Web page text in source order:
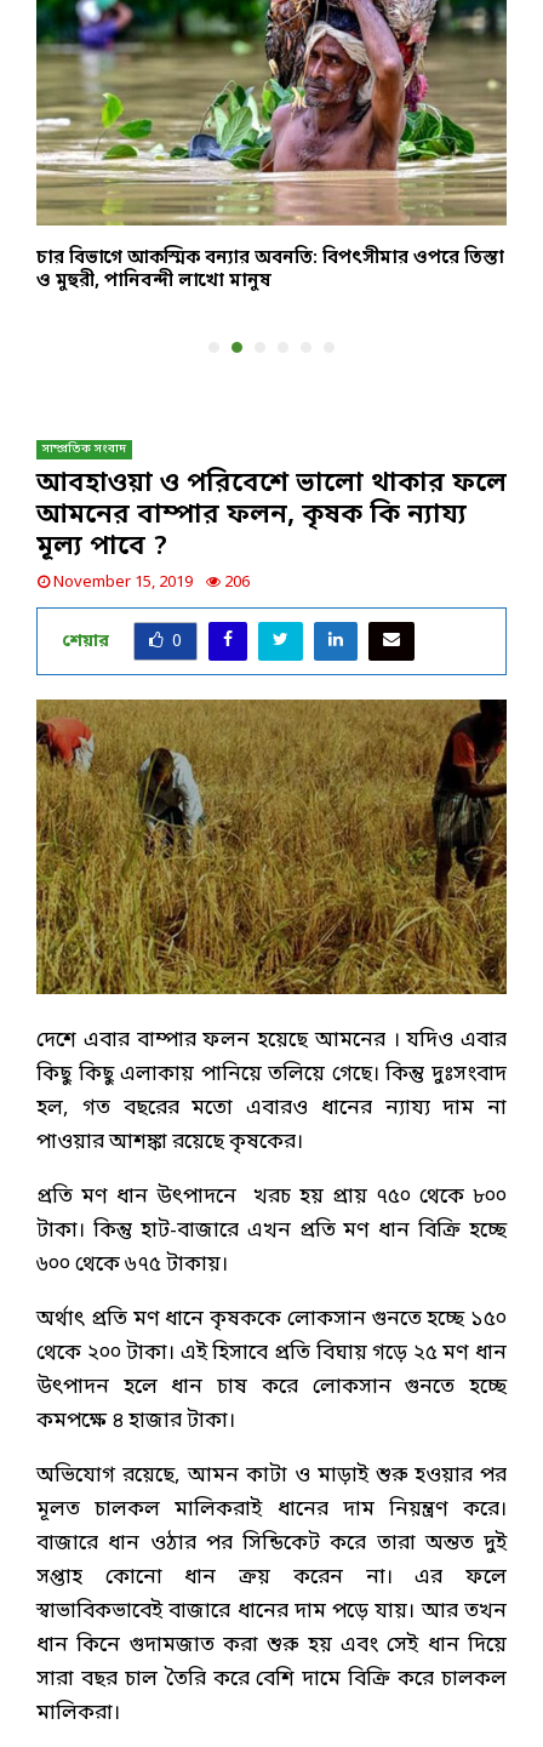
চার বিভাগে আকস্মিক বন্যার অবনতি: বিপৎসীমার ওপরে তিস্তা
ও মুহুরী, পানিবন্দী লাখো মানুষ
সাম্প্রতিক সংবাদ
আবহাওয়া ও পরিবেশে ভালো থাকার ফলে
আমনের বাম্পার ফলন, কৃষক কি ন্যায্য
মূল্য পাবে ?
November 15, 2019 206
শেয়ার 0
দেশে এবার বাম্পার ফলন হয়েছে আমনের । যদিও এবার
কিছু কিছু এলাকায় পানিয়ে তলিয়ে গেছে। কিন্তু দুঃসংবাদ
হল, গত বছরের মতো এবারও ধানের ন্যায্য দাম না
পাওয়ার আশঙ্কা রয়েছে কৃষকের।
প্রতি মণ ধান উৎপাদনে খরচ হয় প্রায় ৭৫০ থেকে ৮০০
টাকা। কিন্তু হাট-বাজারে এখন প্রতি মণ ধান বিক্রি হচ্ছে
৬০০ থেকে ৬৭৫ টাকায়।
অর্থাৎ প্রতি মণ ধানে কৃষককে লোকসান গুনতে হচ্ছে ১৫০
থেকে ২০০ টাকা। এই হিসাবে প্রতি বিঘায় গড়ে ২৫ মণ ধান
উৎপাদন হলে ধান চাষ করে লোকসান গুনতে হচ্ছে
কমপক্ষে ৪ হাজার টাকা।
অভিযোগ রয়েছে, আমন কাটা ও মাড়াই শুরু হওয়ার পর
মূলত চালকল মালিকরাই ধানের দাম নিয়ন্ত্রণ করে।
বাজারে ধান ওঠার পর সিন্ডিকেট করে তারা অন্তত দুই
সপ্তাহ কোনো ধান ক্রয় করেন না। এর ফলে
স্বাভাবিকভাবেই বাজারে ধানের দাম পড়ে যায়। আর তখন
ধান কিনে গুদামজাত করা শুরু হয় এবং সেই ধান দিয়ে
সারা বছর চাল তৈরি করে বেশি দামে বিক্রি করে চালকল
মালিকরা।